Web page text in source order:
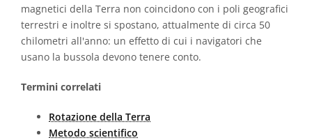
magnetici della Terra non coincidono con i poli geografici
terrestri e inoltre si spostano, attualmente di circa 50
chilometri all'anno: un effetto di cui i navigatori che
usano la bussola devono tenere conto.
Termini correlati
Rotazione della Terra
Metodo scientifico